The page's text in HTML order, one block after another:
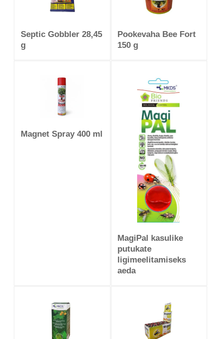
Septic Gobbler 28,45
g
Pookevaha Bee Fort
150 g
Magnet Spray 400 ml
MagiPal kasulike
putukate
ligimeelitamiseks
aeda